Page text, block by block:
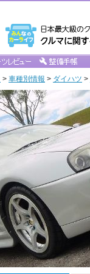
> 車種別情報 > ダイハツ >